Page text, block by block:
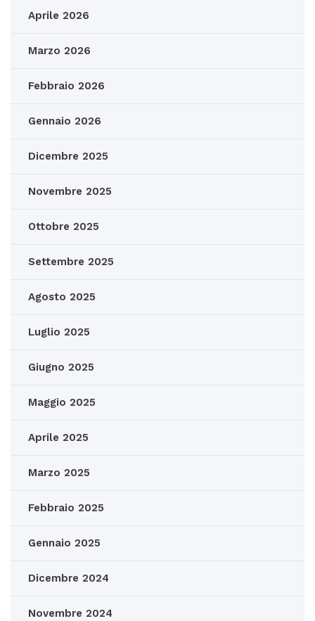
Aprile 2026
Marzo 2026
Febbraio 2026
Gennaio 2026
Dicembre 2025
Novembre 2025
Ottobre 2025
Settembre 2025
Agosto 2025
Luglio 2025
Giugno 2025
Maggio 2025
Aprile 2025
Marzo 2025
Febbraio 2025
Gennaio 2025
Dicembre 2024
Novembre 2024